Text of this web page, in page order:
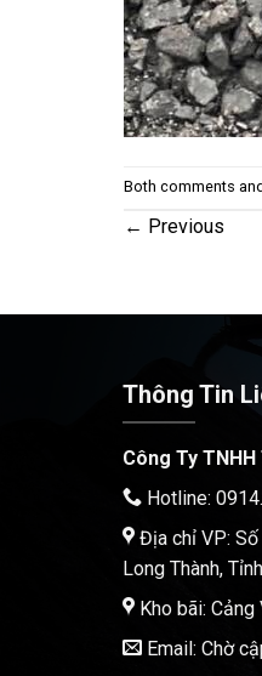
Both comments
← Previous
Thông Tin
Công Ty
Hotline:
Địa chỉ VP: Số
Long Thành,
Kho bãi: Cảng
Email: Chờ